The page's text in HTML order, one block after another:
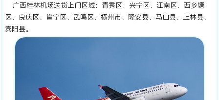
广西桂林机场送货上门区域：青秀区、兴宁区、江南区、西乡塘
区、良庆区、邕宁区、武鸣区、横州市、隆安县、马山县、上林县、
宾阳县。